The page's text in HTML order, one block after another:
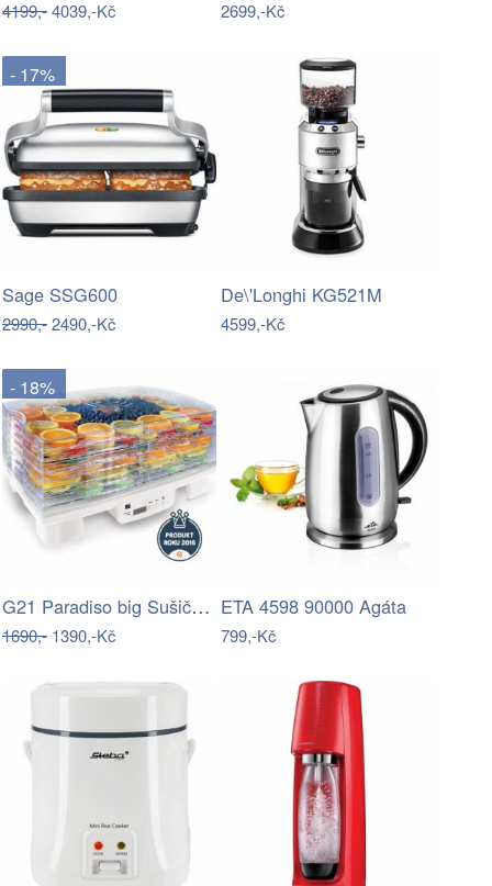
4199,-4039,-Kč 2699,-Kč
- 17%
Sage SSG600
2990,-2490,-Kč
De\'Longhi KG521M
4599,-Kč
- 18%
G21 Paradiso big Sušička ovoce, white
1690,- 1390,-Kč
ETA 4598 90000 Agáta
799,-Kč